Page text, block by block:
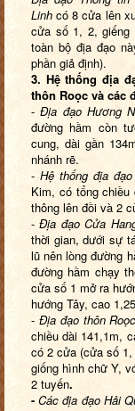
Linh có 8 cửa lên
cửa số 1, 2, giếng
toàn bộ địa đạo
phần giả định).
3. Hệ thống địa
thôn Roọc và các
-Địa đạo Hương
đường hầm còn
cung, dài gần
nhánh rẽ.
- Hệ thống địa
Kim, có tổng
thông lên đồi và 2
- Địa đạo Cửa
thời gian, dưới sự
lũ nên lòng đường
đường hầm chạy
cửa số 1 mở ra
hướng Tây, cao
- Địa đạo thôn
chiều dài 141,1m,
có 2 cửa (cửa số
giống hình chữ Y,
2 tuyến.
-Các địa đạo Hải